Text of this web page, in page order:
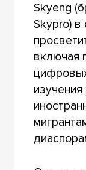
Skyeng
Skypro) в
включая